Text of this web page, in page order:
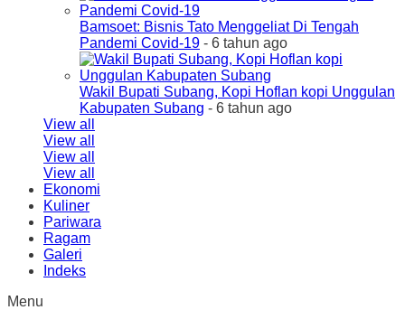
Bamsoet: Bisnis Tato Menggeliat Di Tengah
Pandemi Covid-19 - 6 tahun ago
Wakil Bupati Subang, Kopi Hoflan kopi Unggulan
Kabupaten Subang - 6 tahun ago
View all
View all
View all
View all
Ekonomi
Kuliner
Pariwara
Ragam
Galeri
Indeks
Menu